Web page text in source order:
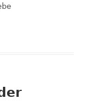
Die vier